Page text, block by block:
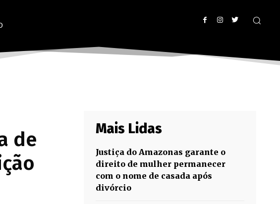
de
Mais Lidas
Justiça do Amazonas garante o
direito de mulher permanecer
com o nome de casada após
divórcio